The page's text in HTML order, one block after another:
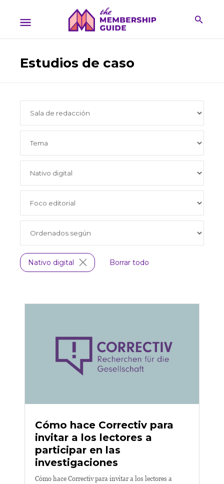
Estudios de caso
Nativo digital Borrar todo
Cómo hace Correctiv para
invitar a los lectores a
participar en las
investigaciones
Cómo hace Correctiv para invitar a los lectores a